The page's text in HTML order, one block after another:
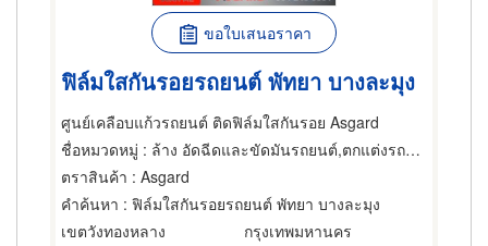
ขอใบเสนอราคา
ฟิล์มใสกันรอยรถยนต์ พัทยา บางละมุง
ศูนย์เคลือบแก้วรถยนต์ ติดฟิล์มใสกันรอย Asgard
ชื่อหมวดหมู่ : ล้าง อัดฉีดและขัดมันรถยนต์,ตกแต่งรถยนต์และประดับยนต์,อุปกรณ์และอะไหล่รถยนต์
ตราสินค้า : Asgard
คำค้นหา : ฟิล์มใสกันรอยรถยนต์ พัทยา บางละมุง
เขตวังทองหลาง
กรุงเทพมหานคร